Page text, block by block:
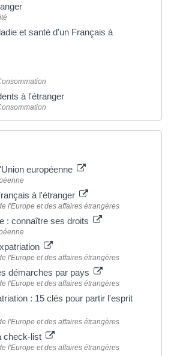
et santé d'un Français à
à l'étranger
européenne
à l'étranger
l'Europe et des affaires étrangères
: connaître ses droits
l'Europe et des affaires étrangères
démarches par pays
l'Europe et des affaires étrangères
: 15 clés pour partir l'esprit
l'Europe et des affaires étrangères
check-list
l'Europe et des affaires étrangères